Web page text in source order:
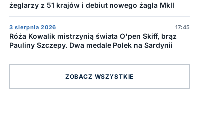
żeglarzy z 51 krajów i debiut nowego żagla MkII
3 sierpnia 2026 17:45
Róża Kowalik mistrzynią świata O'pen Skiff, brąz
Pauliny Szczepy. Dwa medale Polek na Sardynii
ZOBACZ WSZYSTKIE